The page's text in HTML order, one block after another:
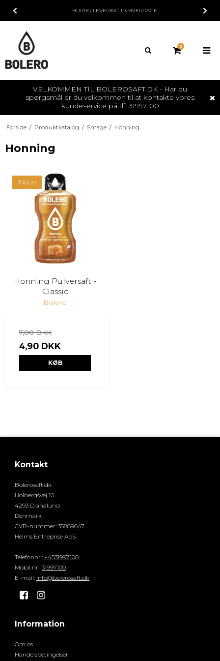
HURTIG LEVERING 1-3 HVERDAGE
0
VELKOMMEN TIL BOLEROSAFT.DK - Har du
spørgsmål er du velkommen til at kontakte vores
kundeservice på tlf. 31997100
Forside / Produktkatalog / Smage / Honning
Honning
Tilbud
Honning Pulversaft -
Classic
Bolero
7,00 DKK
4,90 DKK
KØB
Kontakt
Bolerosaft.dk
Holbergsvej 10
4293 Dianalund
Denmark
CVR-nummer: 35889647
Helms Entreprise ApS
Telefonnr.: +4531997100
Mobil nr.: 31997100
E-mail: info@bolerosaft.dk
Information
Om os
Handelsbetingelser